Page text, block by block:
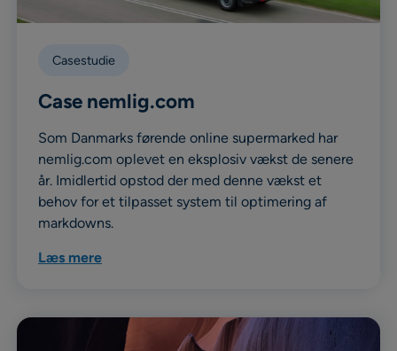
Casestudie
Case nemlig.com
Som Danmarks førende online supermarked har
nemlig.com oplevet en eksplosiv vækst de senere
år. Imidlertid opstod der med denne vækst et
behov for et tilpasset system til optimering af
markdowns.
Læs mere